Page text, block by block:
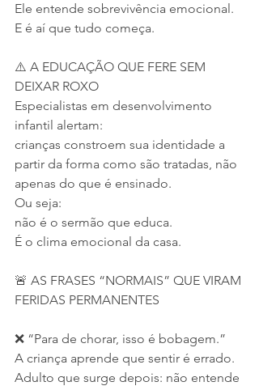
Ele entende sobrevivência emocional.
E é aí que tudo começa.
⚠️ A EDUCAÇÃO QUE FERE SEM
DEIXAR ROXO
Especialistas em desenvolvimento
infantil alertam:
crianças constroem sua identidade a
partir da forma como são tratadas, não
apenas do que é ensinado.
Ou seja:
não é o sermão que educa.
É o clima emocional da casa.
🚨 AS FRASES “NORMAIS” QUE VIRAM
FERIDAS PERMANENTES
❌ “Para de chorar, isso é bobagem.”
A criança aprende que sentir é errado.
Adulto que surge depois: não entende